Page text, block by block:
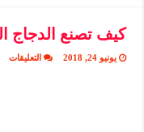
كيف تصنع الدجاج
يونيو 24, 2018 التعليقات